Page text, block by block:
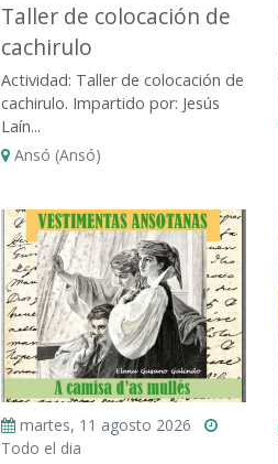
Taller de colocación de
cachirulo
Actividad: Taller de colocación de
cachirulo. Impartido por: Jesús
Laín...
Ansó (Ansó)
martes, 11 agosto 2026
Todo el dia